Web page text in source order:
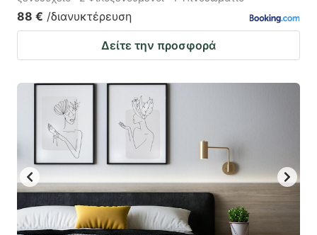
88 € /διανυκτέρευση
Δείτε την προσφορά